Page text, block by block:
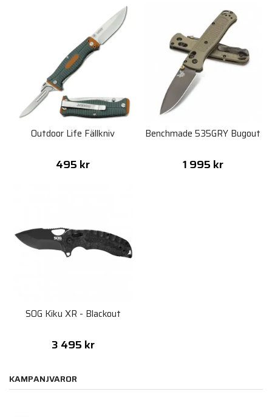
Outdoor Life Fällkniv
495 kr
Benchmade 535GRY Bugout
1 995 kr
SOG Kiku XR - Blackout
3 495 kr
KAMPANJVAROR